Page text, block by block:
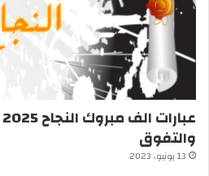
والتفوق
13 يونيو، 2023